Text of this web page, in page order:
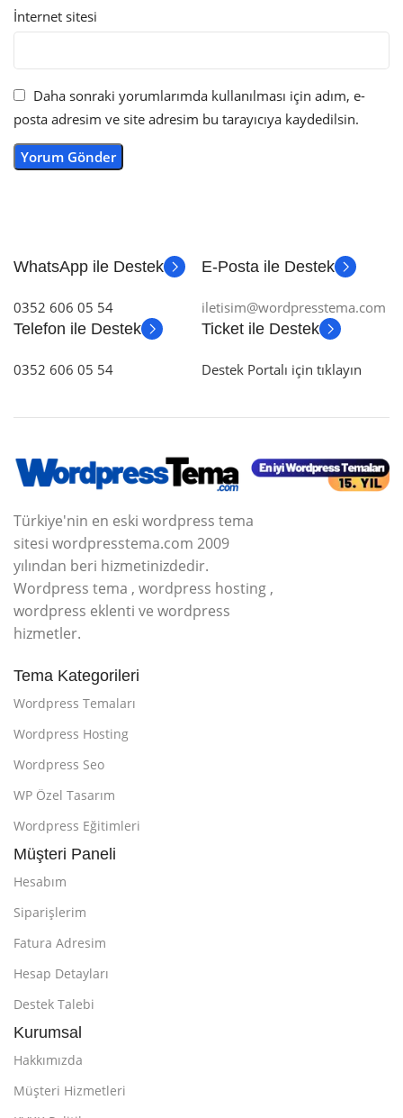
İnternet sitesi
Daha sonraki yorumlarımda kullanılması için adım, e-
posta adresim ve site adresim bu tarayıcıya kaydedilsin.
WhatsApp ile Destek
0352 606 05 54
E-Posta ile Destek
iletisim@wordpresstema.com
Telefon ile Destek
0352 606 05 54
Ticket ile Destek
Destek Portalı için tıklayın
Türkiye'nin en eski wordpress tema
sitesi wordpresstema.com 2009
yılından beri hizmetinizdedir.
Wordpress tema , wordpress hosting ,
wordpress eklenti ve wordpress
hizmetler.
Tema Kategorileri
Wordpress Temaları
Wordpress Hosting
Wordpress Seo
WP Özel Tasarım
Wordpress Eğitimleri
Müşteri Paneli
Hesabım
Siparişlerim
Fatura Adresim
Hesap Detayları
Destek Talebi
Kurumsal
Hakkımızda
Müşteri Hizmetleri